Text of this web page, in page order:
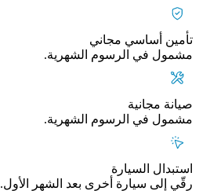
تأمين أساسي مجاني
مشمول في الرسوم الشهرية.
صيانة مجانية
مشمول في الرسوم الشهرية.
استبدال السيارة
رقّي إلى سيارة أخرى بعد الشهر الأول.